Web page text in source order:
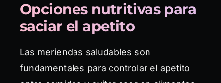
Opciones nutritivas para
saciar el apetito
Las meriendas saludables son
fundamentales para controlar el apetito